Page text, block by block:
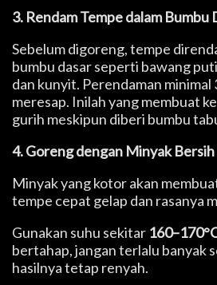
3. Rendam Tempe dalam Bumbu
Sebelum digoreng, tempe
bumbu dasar seperti bawang
dan kunyit. Perendaman minimal
meresap. Inilah yang membuat
gurih meskipun diberi bumbu
4. Goreng dengan Minyak Bersih
Minyak yang kotor akan
tempe cepat gelap dan rasanya
Gunakan suhu sekitar
bertahap, jangan terlalu banyak
hasilnya tetap renyah.